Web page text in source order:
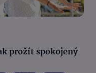
prožít spokojený